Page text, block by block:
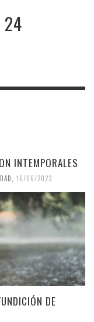
24
INTEMPORALES
16/06/2023
DE